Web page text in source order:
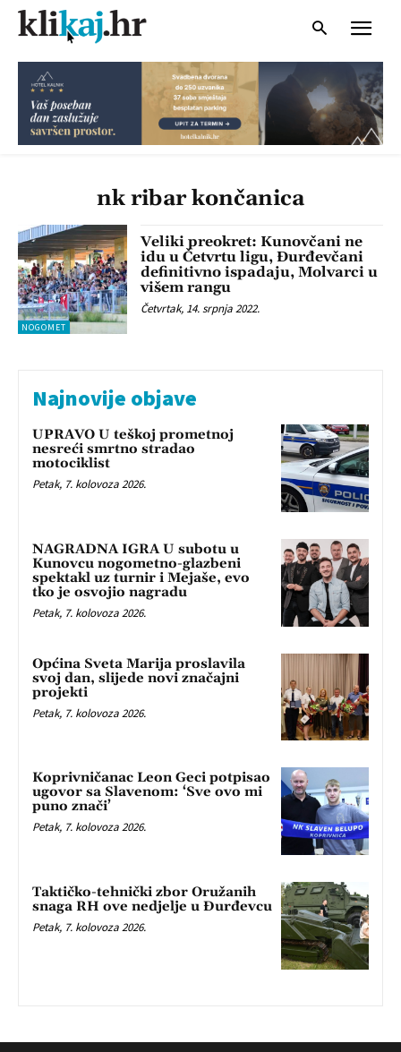
nk ribar končanica
NOGOMET
Veliki preokret: Kunovčani ne
idu u Četvrtu ligu, Đurđevčani
definitivno ispadaju, Molvarci u
višem rangu
Četvrtak, 14. srpnja 2022.
Najnovije objave
UPRAVO U teškoj prometnoj
nesreći smrtno stradao
motociklist
Petak, 7. kolovoza 2026.
NAGRADNA IGRA U subotu u
Kunovcu nogometno-glazbeni
spektakl uz turnir i Mejaše, evo
tko je osvojio nagradu
Petak, 7. kolovoza 2026.
Općina Sveta Marija proslavila
svoj dan, slijede novi značajni
projekti
Petak, 7. kolovoza 2026.
Koprivničanac Leon Geci potpisao
ugovor sa Slavenom: ‘Sve ovo mi
puno znači’
Petak, 7. kolovoza 2026.
Taktičko-tehnički zbor Oružanih
snaga RH ove nedjelje u Đurđevcu
Petak, 7. kolovoza 2026.